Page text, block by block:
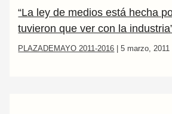
“La ley de medios está hecha
tuvieron que ver con la
PLAZADEMAYO 2011-2016 |5 marzo, 2011